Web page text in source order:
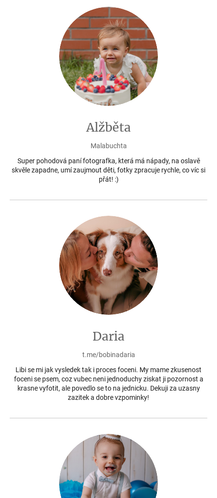
Alžběta
Malabuchta
Super pohodová paní fotografka, která má nápady, na oslavě
skvěle zapadne, umí zaujmout děti, fotky zpracuje rychle, co víc si
přát! :)
Daria
t.me/bobinadaria
Libi se mi jak vysledek tak i proces foceni. My mame zkusenost
foceni se psem, coz vubec neni jednoduchy ziskat ji pozornost a
krasne vyfotit, ale povedlo se to na jednicku. Dekuji za uzasny
zazitek a dobre vzpominky!